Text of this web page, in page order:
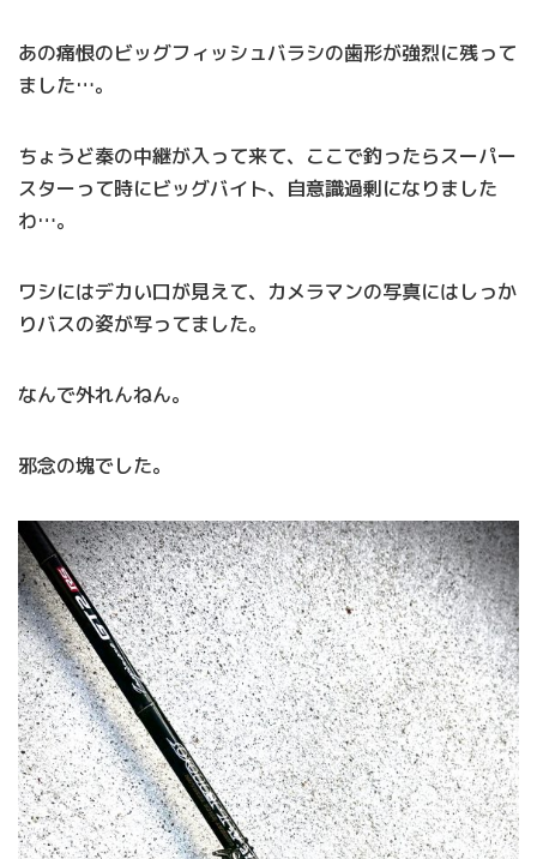
あの痛恨のビッグフィッシュバラシの歯形が強烈に残って
ました…。
ちょうど秦の中継が入って来て、ここで釣ったらスーパー
スターって時にビッグバイト、自意識過剰になりました
わ…。
ワシにはデカい口が見えて、カメラマンの写真にはしっか
りバスの姿が写ってました。
なんで外れんねん。
邪念の塊でした。